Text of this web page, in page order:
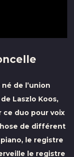
de l’union
Laszlo Koos,
duo pour voix
de différent
le registre
le registre